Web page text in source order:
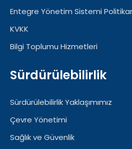
Entegre Yönetim Sistemi
KVKK
Bilgi Toplumu Hizmetleri
Sürdürülebilirlik
Sürdürülebilirlik Yaklaşımımız
Çevre Yönetimi
Sağlık ve Güvenlik